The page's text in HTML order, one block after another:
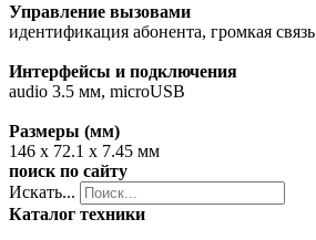
Управление вызовами
идентификация абонента, громкая связь
Интерфейсы и подключения
audio 3.5 мм, microUSB
Размеры (мм)
146 x 72.1 x 7.45 мм
поиск по сайту
Искать...
Каталог техники